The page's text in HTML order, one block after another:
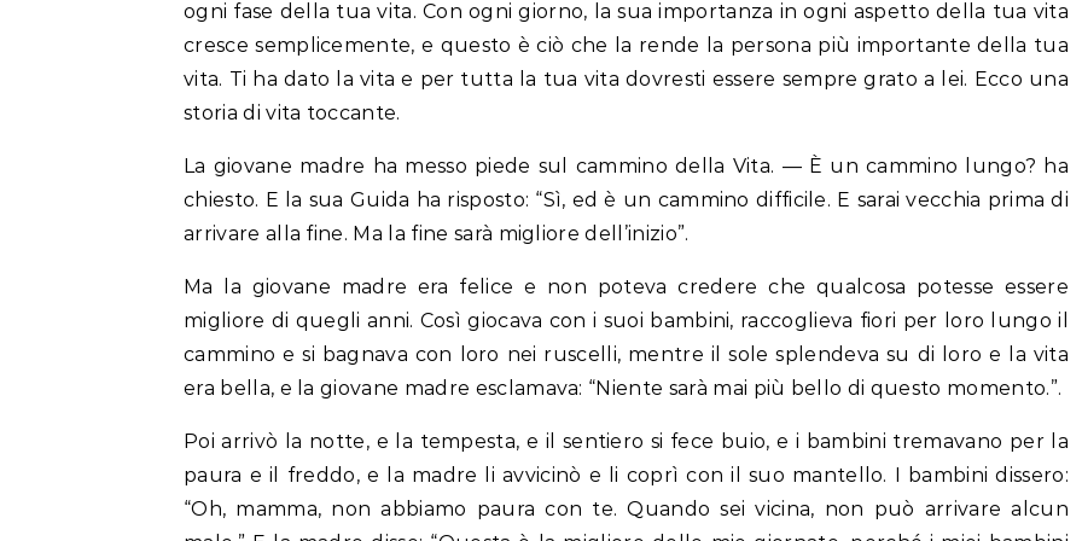
ogni fase della tua vita. Con ogni giorno, la sua importanza in ogni aspetto della tua vita
cresce semplicemente, e questo è ciò che la rende la persona più importante della tua
vita. Ti ha dato la vita e per tutta la tua vita dovresti essere sempre grato a lei. Ecco una
storia di vita toccante.
La giovane madre ha messo piede sul cammino della Vita. — È un cammino lungo? ha
chiesto. E la sua Guida ha risposto: “Sì, ed è un cammino difficile. E sarai vecchia prima di
arrivare alla fine. Ma la fine sarà migliore dell’inizio”.
Ma la giovane madre era felice e non poteva credere che qualcosa potesse essere
migliore di quegli anni. Così giocava con i suoi bambini, raccoglieva fiori per loro lungo il
cammino e si bagnava con loro nei ruscelli, mentre il sole splendeva su di loro e la vita
era bella, e la giovane madre esclamava: “Niente sarà mai più bello di questo momento.”.
Poi arrivò la notte, e la tempesta, e il sentiero si fece buio, e i bambini tremavano per la
paura e il freddo, e la madre li avvicinò e li coprì con il suo mantello. I bambini dissero:
“Oh, mamma, non abbiamo paura con te. Quando sei vicina, non può arrivare alcun